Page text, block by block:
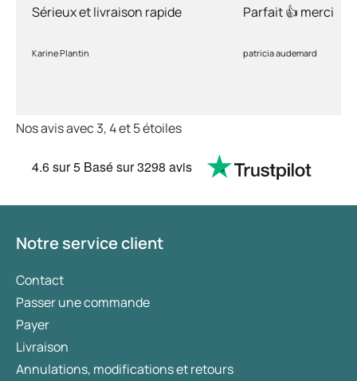
Sérieux et livraison rapide
Karine Plantin
Parfait 👍 merci
patricia audemard
Nos avis avec 3, 4 et 5 étoiles
4.6sur 5 Basé sur3298 avis
Notre service client
Contact
Passer une commande
Payer
Livraison
Annulations, modifications et retours